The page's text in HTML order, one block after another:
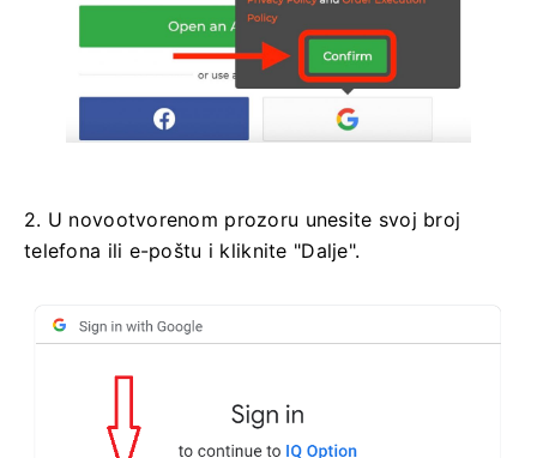
2. U novootvorenom prozoru unesite svoj broj
telefona ili e-poštu i kliknite "Dalje".